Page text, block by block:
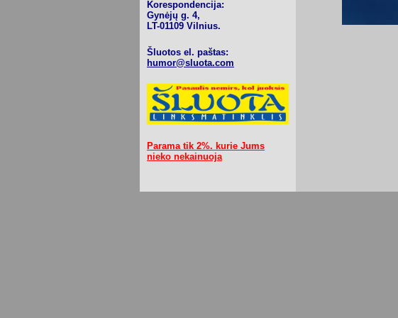
Korespondencija:
Gynėjų g. 4,
LT-01109 Vilnius.
Šluotos el. paštas:
humor@sluota.com
Parama tik 2%. kurie Jums
nieko nekainuoja